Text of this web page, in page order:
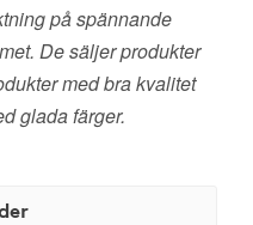
på spännande
De säljer produkter
med bra kvalitet
glada färger.